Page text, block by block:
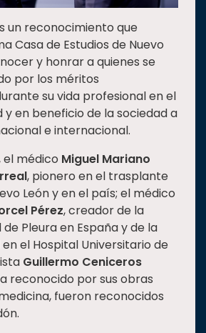
un reconocimiento que
Casa de Estudios de Nuevo
y honrar a quienes se
por los méritos
su vida profesional en el
y en beneficio de la sociedad a
e internacional.
el médico Miguel Mariano
, pionero en el trasplante
León y en el país; el médico
Pérez, creador de la
Pleura en España y de la
el Hospital Universitario de
Guillermo Ceniceros
reconocido por sus obras
fueron reconocidos